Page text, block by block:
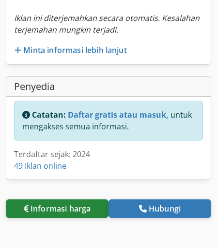
Iklan ini diterjemahkan secara otomatis. Kesalahan
terjemahan mungkin terjadi.
Minta informasi lebih lanjut
Penyedia
Catatan: Daftar gratis atau masuk, untuk
mengakses semua informasi.
Terdaftar sejak: 2024
49 Iklan online
Informasi harga Hubungi